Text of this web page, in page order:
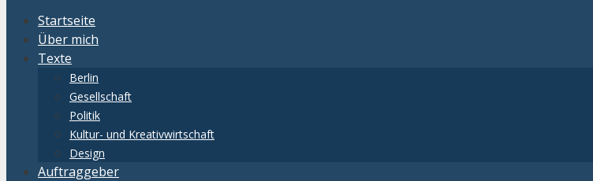
Startseite
Über mich
Texte
Berlin
Gesellschaft
Politik
Kultur- und Kreativwirtschaft
Design
Auftraggeber